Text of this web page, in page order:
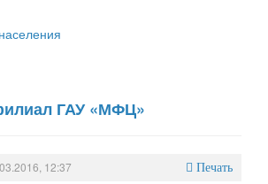
территориямиранее учтенных
поддержка субъектов малого и
ГАУ «МФЦ»
12:37 Печать